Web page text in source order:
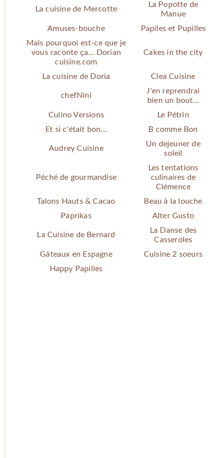
La cuisine de Mercotte
La Popotte de
Manue
Amuses-bouche
Papiles et Pupilles
Mais pourquoi est-ce que je
vous raconte ça... Dorian
cuisine.com
Cakes in the city
La cuisine de Doria Clea Cuisine
chefNini
J'en reprendrai
bien un bout...
Culino Versions
Le Pétrin
Et si c'était bon...
B comme Bon
Audrey Cuisine
Un dejeuner de
soleil
Péché de gourmandise
Les tentations
culinaires de
Clémence
Talons Hauts & Cacao
Beau à la louche
Paprikas
Alter Gusto
La Cuisine de Bernard
La Danse des
Casseroles
Gâteaux en Espagne
Cuisine 2 soeurs
Happy Papilles